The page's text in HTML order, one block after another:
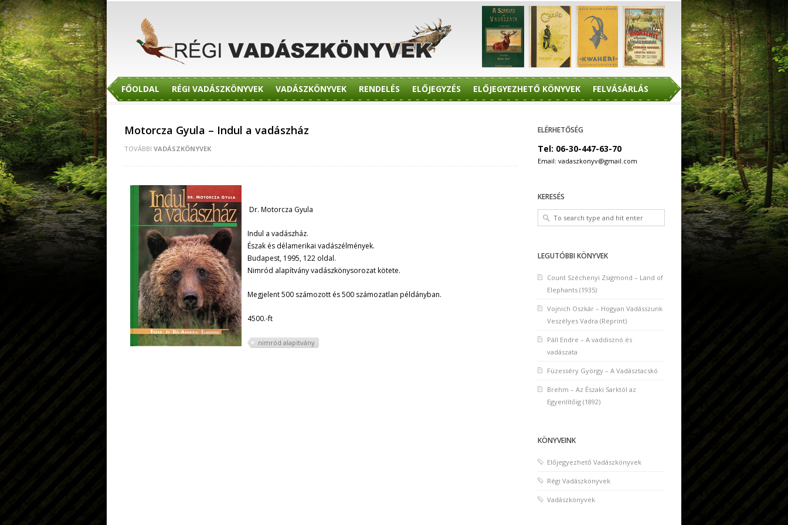
FŐOLDAL RÉGI VADÁSZKÖNYVEK VADÁSZKÖNYVEK RENDELÉS ELŐJEGYZÉS ELŐJEGYEZHETŐ KÖNYVEK FELVÁSÁRLÁS
Motorcza Gyula – Indul a vadászház
TOVÁBBI VADÁSZKÖNYVEK
Dr. Motorcza Gyula
Indul a vadászház.
Észak és délamerikai vadászélmények.
Budapest, 1995, 122 oldal.
Nimród alapítvány vadászkönysorozat kötete.
Megjelent 500 számozott és 500 számozatlan példányban.
4500.-ft
nimród alapítvány
ELÉRHETŐSÉG
Tel: 06-30-447-63-70
Email: vadaszkonyv@gmail.com
KERESÉS
LEGUTÓBBI KÖNYVEK
Count Széchenyi Zsigmond – Land of
Elephants (1935)
Vojnich Oszkár – Hogyan Vadásszunk
Veszélyes Vadra (Reprint)
Páll Endre – A vaddisznó és
vadászata
Füzesséry György – A Vadásztacskó
Brehm – Az Északi Sarktól az
Egyenlítőig (1892)
KÖNYVEINK
Előjegyezhető Vadászkönyvek
Régi Vadászkönyvek
Vadászkönyvek